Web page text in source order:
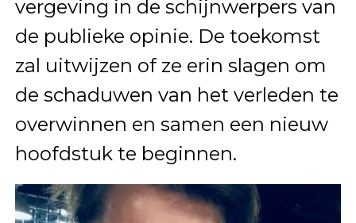
vergeving in de schijnwerpers van
de publieke opinie. De toekomst
zal uitwijzen of ze erin slagen om
de schaduwen van het verleden te
overwinnen en samen een nieuw
hoofdstuk te beginnen.